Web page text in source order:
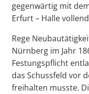
gegenwärtig mit
Erfurt – Halle
Rege
Nürnberg im Jahr
Festungspflicht
das Schussfeld vor
freihalten musste.